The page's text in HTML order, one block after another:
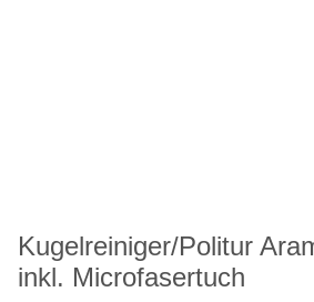
Kugelreiniger/Politur
inkl. Microfasertuch